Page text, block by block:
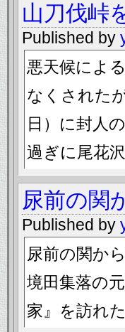
山刀伐峠
Published by
悪天候によ
なくされた
日）に封人
過ぎに尾花
尿前の関
Published by
尿前の関か
境田集落の
家』を訪れた